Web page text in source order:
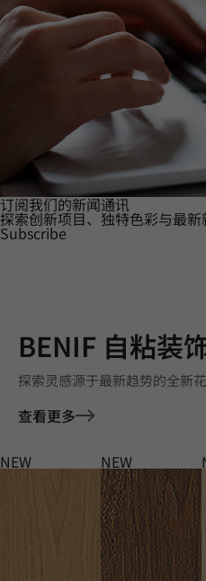
订阅我们的新闻通讯
探索创新项目、独特色彩与最
Subscribe
BENIF 自粘装
探索灵感源于最新趋势的全新花
查看更多
NEW NEW